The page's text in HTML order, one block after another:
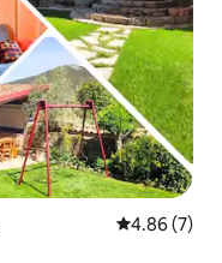
Calificación
4.86 (7)